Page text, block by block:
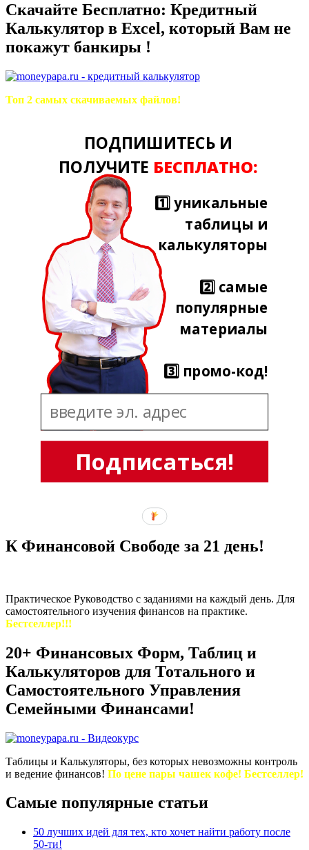
Скачайте Бесплатно: Кредитный
Калькулятор в Excel, который Вам не
покажут банкиры !
Топ 2 самых скачиваемых файлов!
Подписаться!
ПОДПИШИТЕСЬ И
ПОЛУЧИТЕ БЕСПЛАТНО:
1️⃣ уникальные
таблицы и
калькуляторы
2️⃣ самые
популярные
материалы
3️⃣ промо-код!
К Финансовой Свободе за 21 день!
Практическое Руководство с заданиями на каждый день. Для
самостоятельного изучения финансов на практике.
Бестселлер!!!
20+ Финансовых Форм, Таблиц и
Калькуляторов для Тотального и
Самостоятельного Управления
Семейными Финансами!
Таблицы и Калькуляторы, без которых невозможны контроль
и ведение финансов! По цене пары чашек кофе! Бестселлер!
Самые популярные статьи
50 лучших идей для тех, кто хочет найти работу после
50-ти!